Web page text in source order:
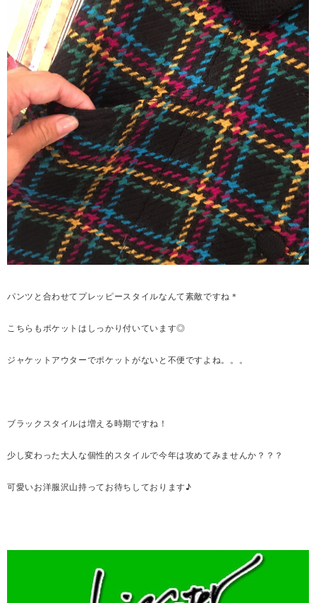
パンツと合わせてプレッピースタイルなんて素敵ですね＊
こちらもポケットはしっかり付いています◎
ジャケットアウターでポケットがないと不便ですよね。。。
ブラックスタイルは増える時期ですね！
少し変わった大人な個性的スタイルで今年は攻めてみませんか？？？
可愛いお洋服沢山持ってお待ちしております♪